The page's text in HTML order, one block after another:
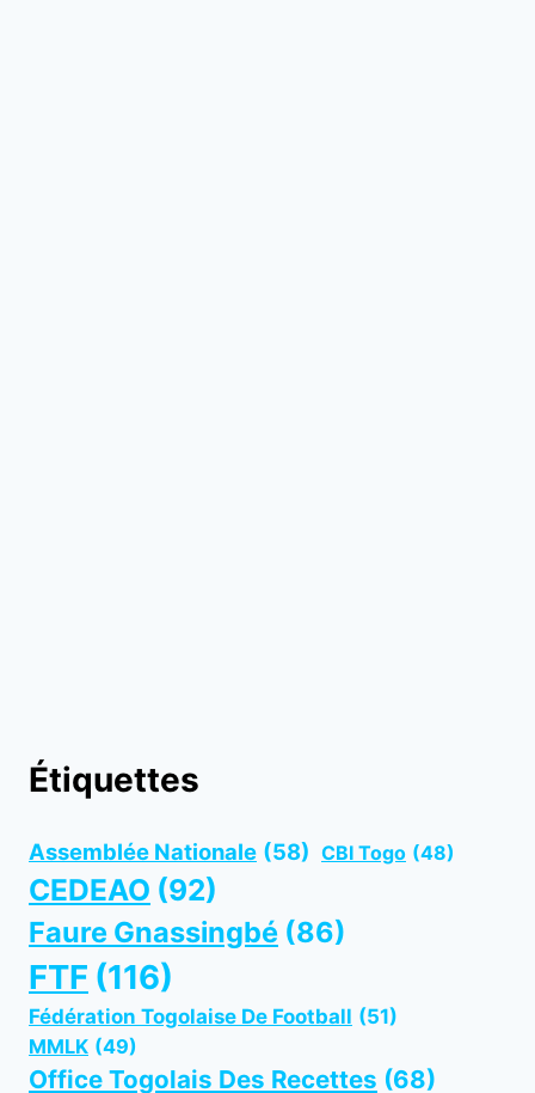
Étiquettes
Assemblée Nationale (58) CBI Togo (48)
CEDEAO (92)
Faure Gnassingbé (86)
FTF (116)
Fédération Togolaise De Football (51)
MMLK (49)
Office Togolais Des Recettes (68)